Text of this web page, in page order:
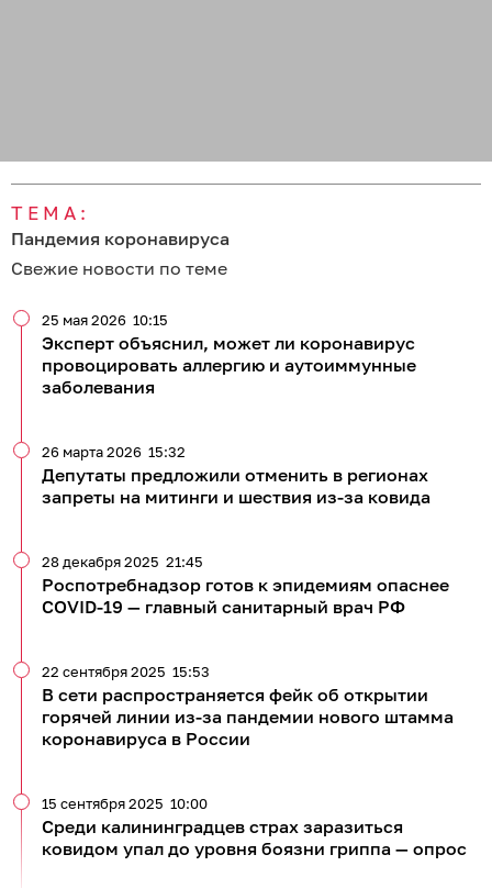
ТЕМА:
Пандемия коронавируса
Свежие новости по теме
Эксперт объяснил, может ли коронавирус
провоцировать аллергию и аутоиммунные
заболевания
25 мая 2026 10:15
Депутаты предложили отменить в регионах
запреты на митинги и шествия из-за ковида
26 марта 2026 15:32
Роспотребнадзор готов к эпидемиям опаснее
COVID-19 — главный санитарный врач РФ
28 декабря 2025 21:45
В сети распространяется фейк об открытии
горячей линии из-за пандемии нового штамма
коронавируса в России
22 сентября 2025 15:53
Среди калининградцев страх заразиться
ковидом упал до уровня боязни гриппа — опрос
15 сентября 2025 10:00